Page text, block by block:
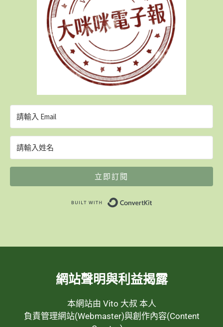
立即訂閱
網站聲明與利益揭露
本網站由 Vito 大叔 本人
負責管理網站(Webmaster)與創作內容(Content